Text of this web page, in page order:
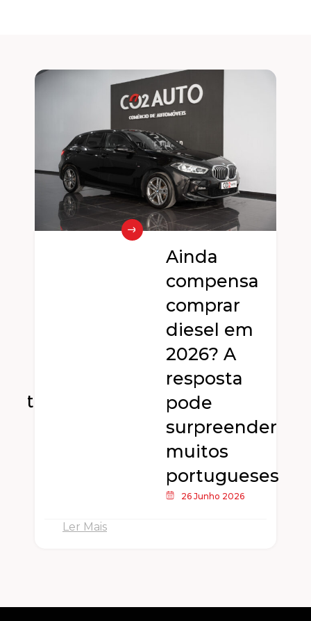
Ainda
compensa
comprar
diesel em
2026? A
resposta
pode
surpreender
muitos
portugueses
26 Junho 2026
Ler Mais